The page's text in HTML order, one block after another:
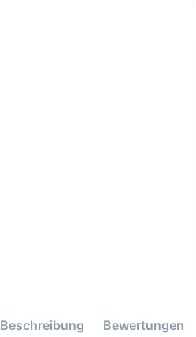
Beschreibung Bewertungen